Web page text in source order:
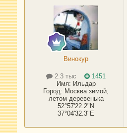
Винокур
2.3 тыс
1451
Имя: Ильдар
Город: Москва зимой,
летом деревенька
52°57'22.2"N
37°04'32.3"E